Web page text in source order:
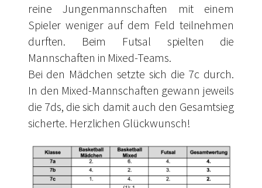
reine Jungenmannschaften mit einem
Spieler weniger auf dem Feld teilnehmen
durften. Beim Futsal spielten die
Mannschaften in Mixed-Teams.
Bei den Mädchen setzte sich die 7c durch.
In den Mixed-Mannschaften gewann jeweils
die 7ds, die sich damit auch den Gesamtsieg
sicherte. Herzlichen Glückwunsch!